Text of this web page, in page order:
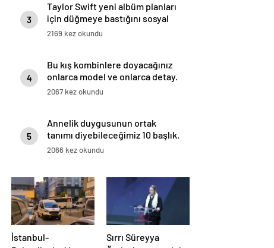
3
Taylor Swift yeni albüm planları
için düğmeye bastığını sosyal
medyadan duyurdu!
2169 kez okundu
4
Bu kış kombinlere doyacağınız
onlarca model ve onlarca detay.
2067 kez okundu
5
Annelik duygusunun ortak
tanımı diyebileceğimiz 10 başlık.
2066 kez okundu
İstanbul-
Sırrı Süreyya